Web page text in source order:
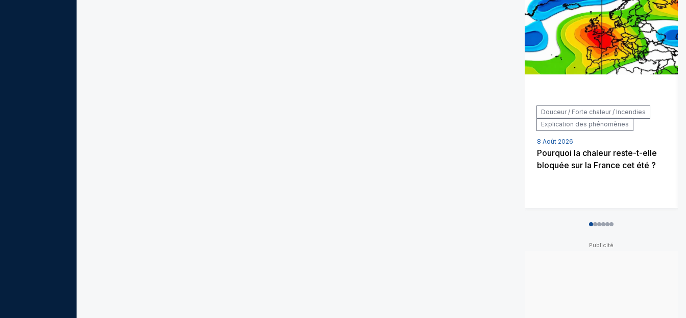
Douceur / Forte chaleur / Incendies
Explication des phénomènes
8 Août 2026
Pourquoi la chaleur reste-t-elle
bloquée sur la France cet été ?
012345